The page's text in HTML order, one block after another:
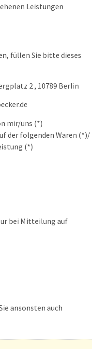
Leistungen
füllen Sie bitte dieses
2 , 10789 Berlin
mir/uns (*)
der folgenden Waren (*)/
(*)
bei Mitteilung auf
ansonsten auch